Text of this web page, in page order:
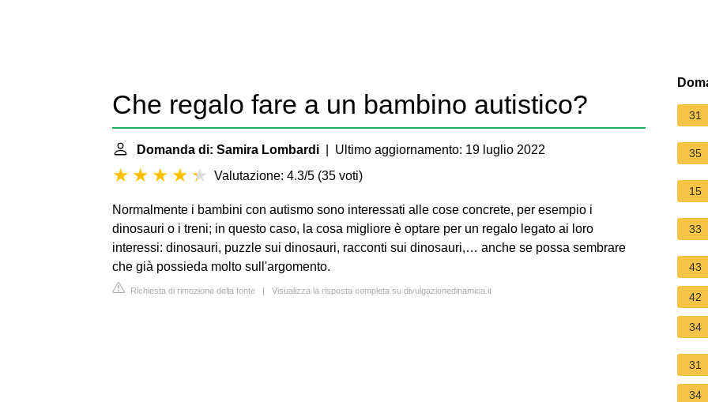
Che regalo fare a un bambino autistico?
Domanda di: Samira Lombardi | Ultimo aggiornamento: 19 luglio 2022
Valutazione: 4.3/5 (35 voti)
Normalmente i bambini con autismo sono interessati alle cose concrete, per esempio i
dinosauri o i treni; in questo caso, la cosa migliore è optare per un regalo legato ai loro
interessi: dinosauri, puzzle sui dinosauri, racconti sui dinosauri,… anche se possa sembrare
che già possieda molto sull'argomento.
Richiesta di rimozione della fonte | Visualizza la risposta completa su divulgazionedinamica.it
31
35
15
33
43
42
34
31
34